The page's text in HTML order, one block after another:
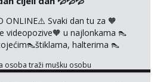
ONLINE⚠️ Svaki dan tu za 🧡
videopozive🧡 u najlonkama 👠
halterima 👠
🧡 Dopisivanja hot chat🧡 o
osoba traži mušku osobu